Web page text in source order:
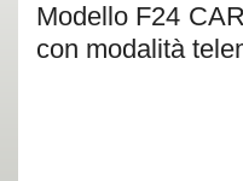
Modello F24
con modalità